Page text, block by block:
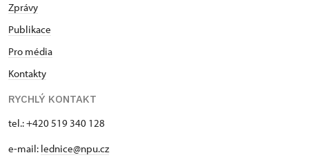
Zprávy
Publikace
Pro média
Kontakty
RYCHLÝ KONTAKT
tel.: +420 519 340 128
e-mail: lednice@npu.cz